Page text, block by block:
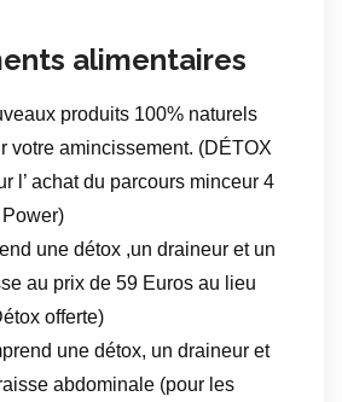
alimentaires
produits 100% naturels
votre amincissement. (DÉTOX
l’ achat du parcours minceur 4
une détox ,un draineur et un
au prix de 59 Euros au lieu
offerte)
une détox, un draineur et
abdominale (pour les